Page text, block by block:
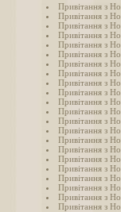
Привітання з
Привітання з
Привітання з
Привітання з
Привітання з
Привітання з
Привітання з
Привітання з
Привітання з
Привітання з
Привітання з
Привітання з
Привітання з
Привітання з
Привітання з
Привітання з
Привітання з
Привітання з
Привітання з
Привітання з
Привітання з
Привітання з